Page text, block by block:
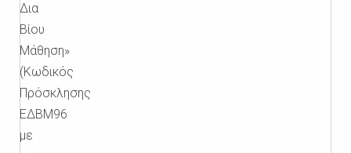
Δια
Βίου
Μάθηση»
(Κωδικός
Πρόσκλησης
ΕΔΒΜ96
με